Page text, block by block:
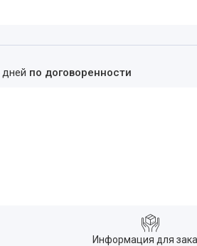
дней по договоренности
Информация для